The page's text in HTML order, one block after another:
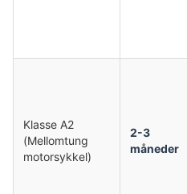
Klasse A2
(Mellomtung
motorsykkel)
2-3
måneder